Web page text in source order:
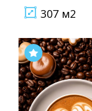
307 м2